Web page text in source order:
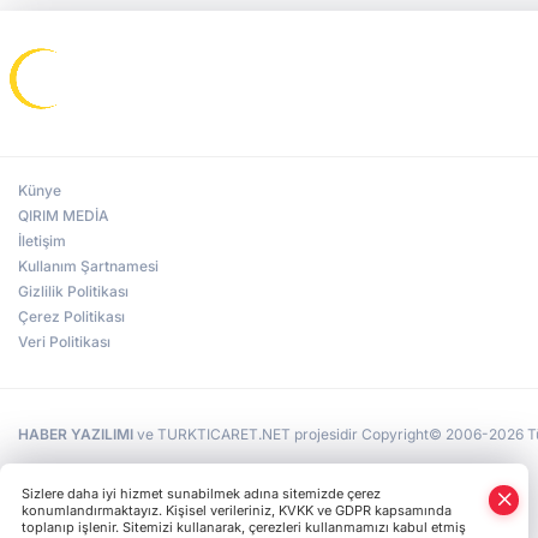
Künye
QIRIM MEDİA
İletişim
Kullanım Şartnamesi
Gizlilik Politikası
Çerez Politikası
Veri Politikası
HABER YAZILIMI ve TURKTICARET.NET projesidir Copyright© 2006-2026
Sizlere daha iyi hizmet sunabilmek adına sitemizde çerez
konumlandırmaktayız. Kişisel verileriniz, KVKK ve GDPR kapsamında
toplanıp işlenir. Sitemizi kullanarak, çerezleri kullanmamızı kabul etmiş